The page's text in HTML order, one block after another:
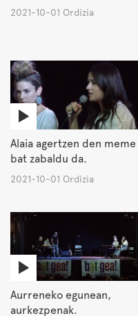
2021-10-01 Ordizia
Alaia agertzen den meme
bat zabaldu da.
2021-10-01 Ordizia
Aurreneko egunean,
aurkezpenak.